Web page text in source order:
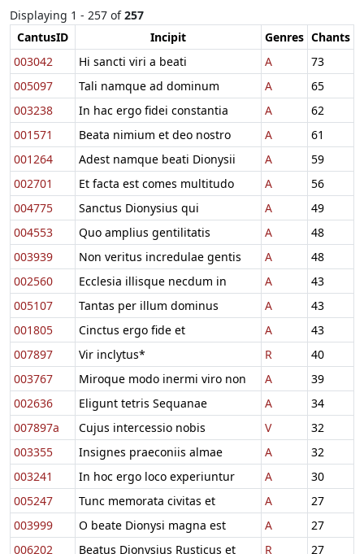
Displaying 1 - 257 of257
CantusID
Incipit Genres Chants
003042
Hi sancti viri a beati A
73
005097
Tali namque ad dominum A
65
003238
In hac ergo fidei constantia A
62
001571
Beata nimium et deo nostro A
61
001264
Adest namque beati Dionysii A
59
002701
Et facta est comes multitudo A
56
004775
Sanctus Dionysius qui A
49
004553
Quo amplius gentilitatis A
48
003939
Non veritus incredulae gentis A
48
002560
Ecclesia illisque necdum in A
43
005107
Tantas per illum dominus A
43
001805
Cinctus ergo fide et A
43
007897
Vir inclytus* R
40
003767
Miroque modo inermi viro non A
39
002636
Eligunt tetris Sequanae A
34
007897a
Cujus intercessio nobis V
32
003355
Insignes praeconiis almae A
32
003241
In hoc ergo loco experiuntur A
30
005247
Tunc memorata civitas et A
27
003999
O beate Dionysi magna est A
27
006202
Beatus Dionysius Rusticus et R
27